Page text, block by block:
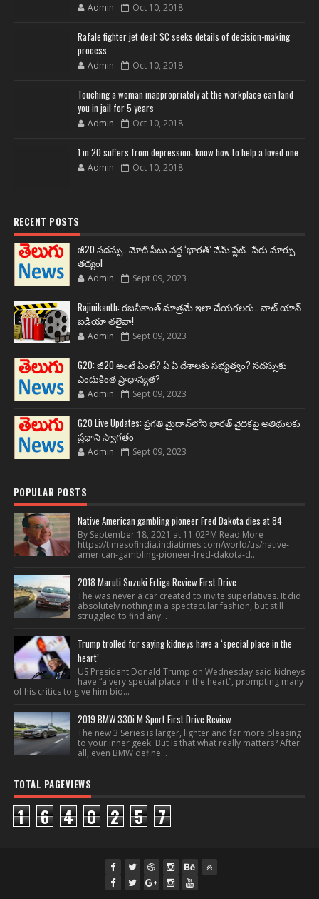
Admin Oct 10, 2018
Rafale fighter jet deal: SC seeks details of decision-making
process
Admin Oct 10, 2018
Touching a woman inappropriately at the workplace can land
you in jail for 5 years
Admin Oct 10, 2018
1 in 20 suffers from depression; know how to help a loved one
Admin Oct 10, 2018
RECENT POSTS
జీ20 సదస్సు.. మోదీ సీటు వద్ద ‘భారత్’ నేమ్ ప్లేట్‌.. పేరు మార్పు
తథ్యం!
Admin Sept 09, 2023
Rajinikanth: రజనీకాంత్ మాత్రమే ఇలా చేయగలరు.. వాట్ యాన్
ఐడియా తలైవా!
Admin Sept 09, 2023
G20: జీ20 అంటే ఏంటి? ఏ ఏ దేశాలకు సభ్యత్వం? సదస్సుకు
ఎందుకింత ప్రాధాన్యత?
Admin Sept 09, 2023
G20 Live Updates: ప్రగతి మైదాన్‌లోని భారత్ వైదికపై అతిథులకు
ప్రధాని స్వాగతం
Admin Sept 09, 2023
POPULAR POSTS
Native American gambling pioneer Fred Dakota dies at 84
By September 18, 2021 at 11:02PM Read More
https://timesofindia.indiatimes.com/world/us/native-
american-gambling-pioneer-fred-dakota-d...
2018 Maruti Suzuki Ertiga Review First Drive
The was never a car created to invite superlatives. It did
absolutely nothing in a spectacular fashion, but still
struggled to find any...
Trump trolled for saying kidneys have a ‘special place in the
heart’
US President Donald Trump on Wednesday said kidneys
have “a very special place in the heart”, prompting many
of his critics to give him bio...
2019 BMW 330i M Sport First Drive Review
The new 3 Series is larger, lighter and far more pleasing
to your inner geek. But is that what really matters? After
all, even BMW define...
TOTAL PAGEVIEWS
1 6 4 0 2 5 7